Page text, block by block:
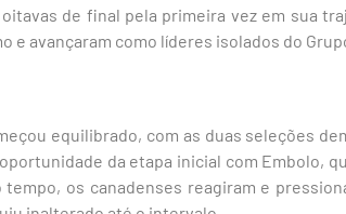
de final pela primeira vez em sua
e avançaram como líderes isolados do
equilibrado, com as duas seleções
da etapa inicial com Embolo,
os canadenses reagiram e